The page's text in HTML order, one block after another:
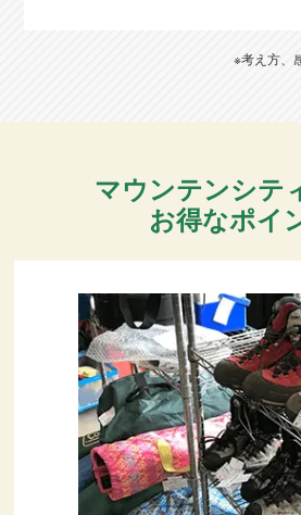
※考え方、
マウンテンシテ
お得なポイ